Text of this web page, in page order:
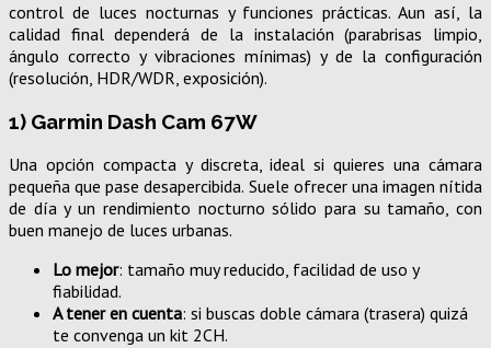
control de luces nocturnas y funciones prácticas. Aun así, la
calidad final dependerá de la instalación (parabrisas limpio,
ángulo correcto y vibraciones mínimas) y de la configuración
(resolución, HDR/WDR, exposición).
1) Garmin Dash Cam 67W
Una opción compacta y discreta, ideal si quieres una cámara
pequeña que pase desapercibida. Suele ofrecer una imagen nítida
de día y un rendimiento nocturno sólido para su tamaño, con
buen manejo de luces urbanas.
Lo mejor: tamaño muy reducido, facilidad de uso y
fiabilidad.
A tener en cuenta: si buscas doble cámara (trasera) quizá
te convenga un kit 2CH.